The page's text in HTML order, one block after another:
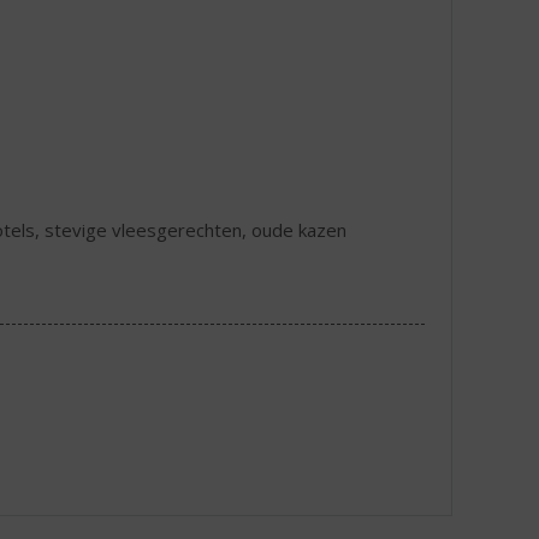
stevige vleesgerechten, oude kazen